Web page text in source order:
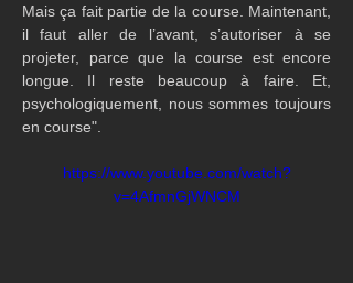
Mais ça fait partie de la course. Maintenant,
il faut aller de l’avant, s’autoriser à se
projeter, parce que la course est encore
longue. Il reste beaucoup à faire. Et,
psychologiquement, nous sommes toujours
en course".
https://www.youtube.com/watch?
v=4AfmnGjWNCM